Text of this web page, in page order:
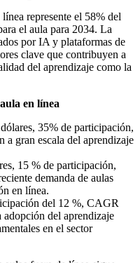
represente el 58% del
el aula para 2034. La
​​por IA y plataformas de
clave que contribuyen a
del aprendizaje como la
en línea
35% de participación,
gran escala del aprendizaje
15 % de participación,
demanda de aulas
en línea.
del 12 %, CAGR
del aprendizaje
en el sector